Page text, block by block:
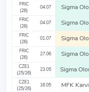
FRIC
(26)
04.07 Sigma
FRIC
(26)
04.07 Sigma
FRIC
(26)
01.07 Sigma
FRIC
(26)
27.06 Sigma
CZE1
(25/26)
23.05 Sigma
CZE1
(25/26)
16.05 MFK